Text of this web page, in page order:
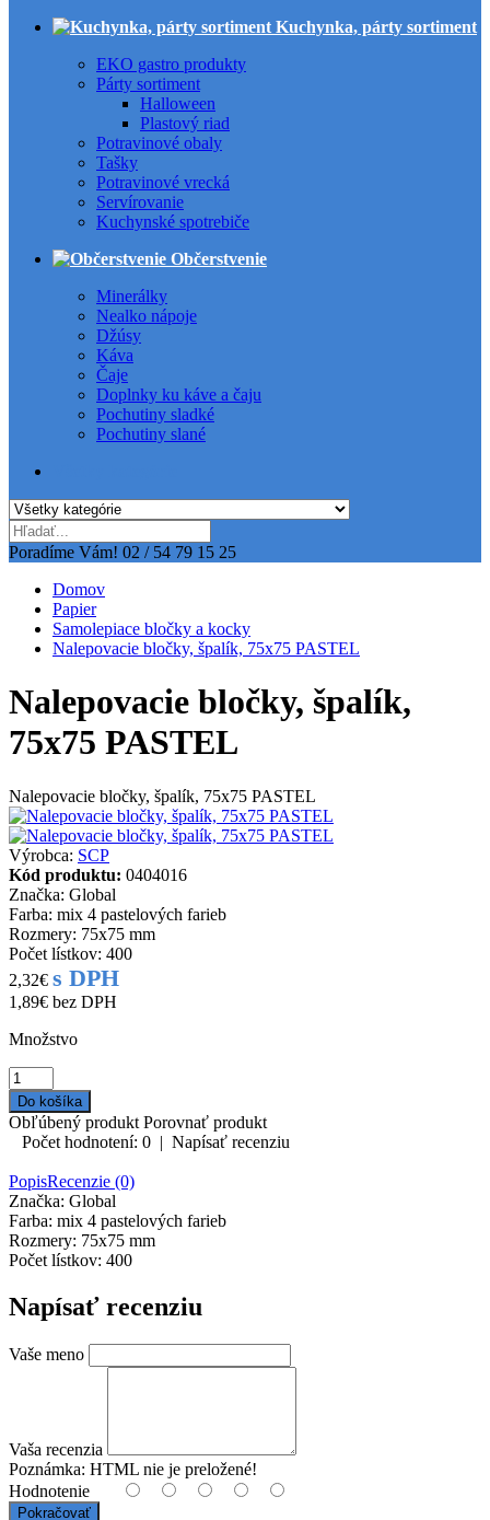
Kuchynka, párty sortiment
EKO gastro produkty
Párty sortiment
Halloween
Plastový riad
Potravinové obaly
Tašky
Potravinové vrecká
Servírovanie
Kuchynské spotrebiče
Občerstvenie
Minerálky
Nealko nápoje
Džúsy
Káva
Čaje
Doplnky ku káve a čaju
Pochutiny sladké
Pochutiny slané
Poradíme Vám! 02 / 54 79 15 25
Domov
Papier
Samolepiace bločky a kocky
Nalepovacie bločky, špalík, 75x75 PASTEL
Nalepovacie bločky, špalík,
75x75 PASTEL
Nalepovacie bločky, špalík, 75x75 PASTEL
Výrobca: SCP
Kód produktu: 0404016
Značka: Global
Farba: mix 4 pastelových farieb
Rozmery: 75x75 mm
Počet lístkov: 400
2,32€ s DPH
1,89€ bez DPH
Množstvo
Obľúbený produkt Porovnať produkt
Počet hodnotení: 0 | Napísať recenziu
PopisRecenzie (0)
Značka: Global
Farba: mix 4 pastelových farieb
Rozmery: 75x75 mm
Počet lístkov: 400
Napísať recenziu
Vaše meno
Vaša recenzia
Poznámka: HTML nie je preložené!
Hodnotenie
Pokračovať